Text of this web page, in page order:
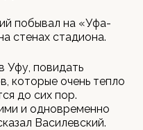
побывал на «Уфа-
стенах стадиона.
Уфу, повидать
которые очень тепло
до сих пор.
и одновременно
Василевский.